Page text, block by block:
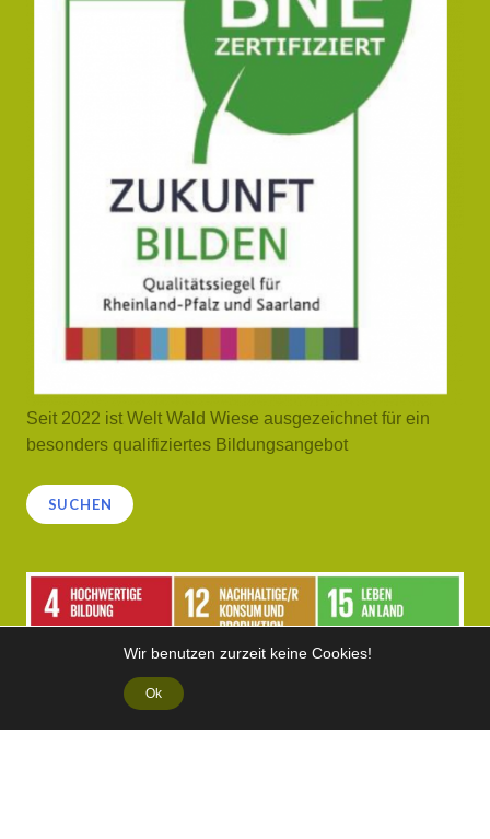
Seit 2022 ist Welt Wald Wiese ausgezeichnet für ein
besonders qualifiziertes Bildungsangebot
Suchen
SUCHEN
Wir benutzen zurzeit keine Cookies!
Ok